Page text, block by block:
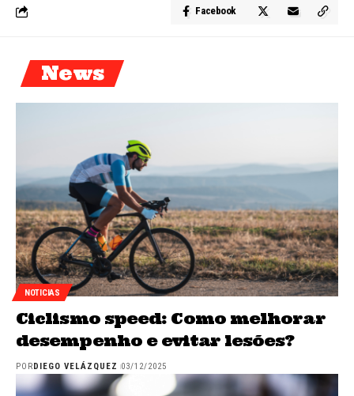
Facebook
News
NOTICIAS
Ciclismo speed: Como melhorar
desempenho e evitar lesões?
PORDIEGO VELÁZQUEZ 03/12/2025